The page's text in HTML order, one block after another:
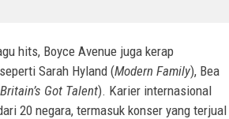
hits, Boyce Avenue juga kerap
Sarah Hyland (Modern Family), Bea
Britain’s Got Talent). Karier internasional
20 negara, termasuk konser yang terjual